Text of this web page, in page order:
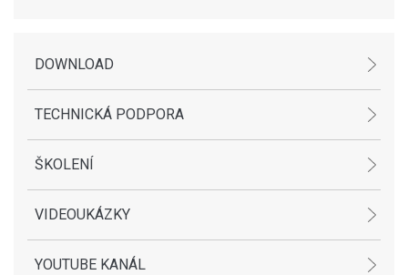
DOWNLOAD
TECHNICKÁ PODPORA
ŠKOLENÍ
VIDEOUKÁZKY
YOUTUBE KANÁL